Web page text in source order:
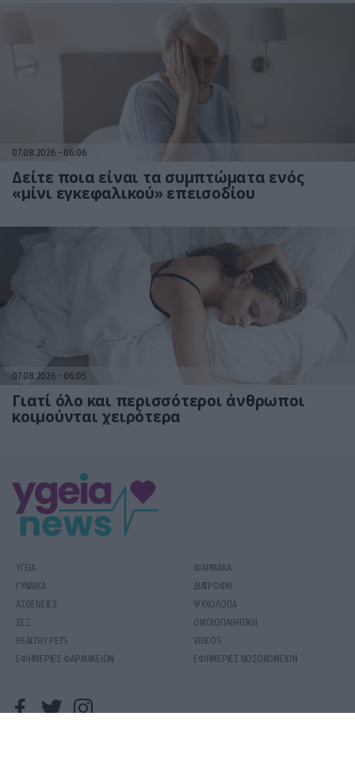
07.08.2026 06:06
Δείτε ποια είναι τα συμπτώματα ενός
«μίνι εγκεφαλικού» επεισοδίου
07.08.2026 06:05
Γιατί όλο και περισσότεροι άνθρωποι
κοιμούνται χειρότερα
ΥΓΕΙΑ
ΦΑΡΜΑΚΑ
ΓΥΝΑΙΚΑ
ΔΙΑΤΡΟΦΗ
ΑΣΘΕΝΕΙΕΣ
ΨΥΧΟΛΟΓΙΑ
ΣΕΞ
ΟΜΟΙΟΠΑΘΗΤΙΚΗ
HEALTHY PETS
VIDEOS
ΕΦΗΜΕΡΙΕΣ ΦΑΡΜΑΚΕΙΩΝ
ΕΦΗΜΕΡΙΕΣ ΝΟΣΟΚΟΜΕΙΩΝ